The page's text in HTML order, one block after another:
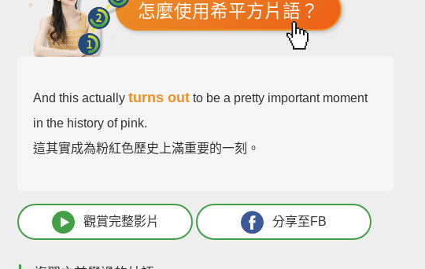
怎麼使用希平方片語？
And this actuallyturns out to be a pretty important moment
in the history of pink.
這其實成為粉紅色歷史上滿重要的一刻。
觀賞完整影片 分享至FB